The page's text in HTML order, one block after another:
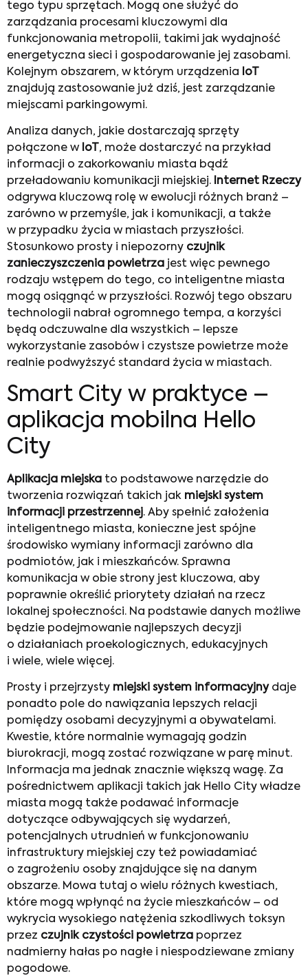
tego typu sprzętach. Mogą one służyć do
zarządzania procesami kluczowymi dla
funkcjonowania metropolii, takimi jak wydajność
energetyczna sieci i gospodarowanie jej zasobami.
Kolejnym obszarem, w którym urządzenia
IoT
znajdują zastosowanie już dziś, jest zarządzanie
miejscami parkingowymi.
Analiza danych, jakie dostarczają sprzęty
połączone w IoT , może dostarczyć na przykład
informacji o zakorkowaniu miasta bądź
przeładowaniu komunikacji miejskiej. Internet Rzeczy
odgrywa kluczową rolę w ewolucji różnych branż –
zarówno w przemyśle, jak i komunikacji, a także
w przypadku życia w miastach przyszłości.
Stosunkowo prosty i niepozorny czujnik
zanieczyszczenia powietrza jest więc pewnego
rodzaju wstępem do tego, co inteligentne miasta
mogą osiągnąć w przyszłości. Rozwój tego obszaru
technologii nabrał ogromnego tempa, a korzyści
będą odczuwalne dla wszystkich – lepsze
wykorzystanie zasobów i czystsze powietrze może
realnie podwyższyć standard życia w miastach.
Smart City w praktyce –
aplikacja mobilna Hello
City
Aplikacja miejska to podstawowe narzędzie do
tworzenia rozwiązań takich jak miejski system
informacji przestrzennej. Aby spełnić założenia
inteligentnego miasta, konieczne jest spójne
środowisko wymiany informacji zarówno dla
podmiotów, jak i mieszkańców. Sprawna
komunikacja w obie strony jest kluczowa, aby
poprawnie określić priorytety działań na rzecz
lokalnej społeczności. Na podstawie danych możliwe
będzie podejmowanie najlepszych decyzji
o działaniach proekologicznych, edukacyjnych
i wiele, wiele więcej.
Prosty i przejrzysty miejski system informacyjnydaje
ponadto pole do nawiązania lepszych relacji
pomiędzy osobami decyzyjnymi a obywatelami.
Kwestie, które normalnie wymagają godzin
biurokracji, mogą zostać rozwiązane w parę minut.
Informacja ma jednak znacznie większą wagę. Za
pośrednictwem aplikacji takich jak Hello City władze
miasta mogą także podawać informacje
dotyczące odbywających się wydarzeń,
potencjalnych utrudnień w funkcjonowaniu
infrastruktury miejskiej czy też powiadamiać
o zagrożeniu osoby znajdujące się na danym
obszarze. Mowa tutaj o wielu różnych kwestiach,
które mogą wpłynąć na życie mieszkańców – od
wykrycia wysokiego natężenia szkodliwych toksyn
przez czujnik czystości powietrza poprzez
nadmierny hałas po nagłe i niespodziewane zmiany
pogodowe.